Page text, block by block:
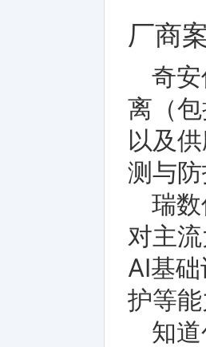
厂商
奇
离（
以及
测与
瑞
对主
AI基
护等
知